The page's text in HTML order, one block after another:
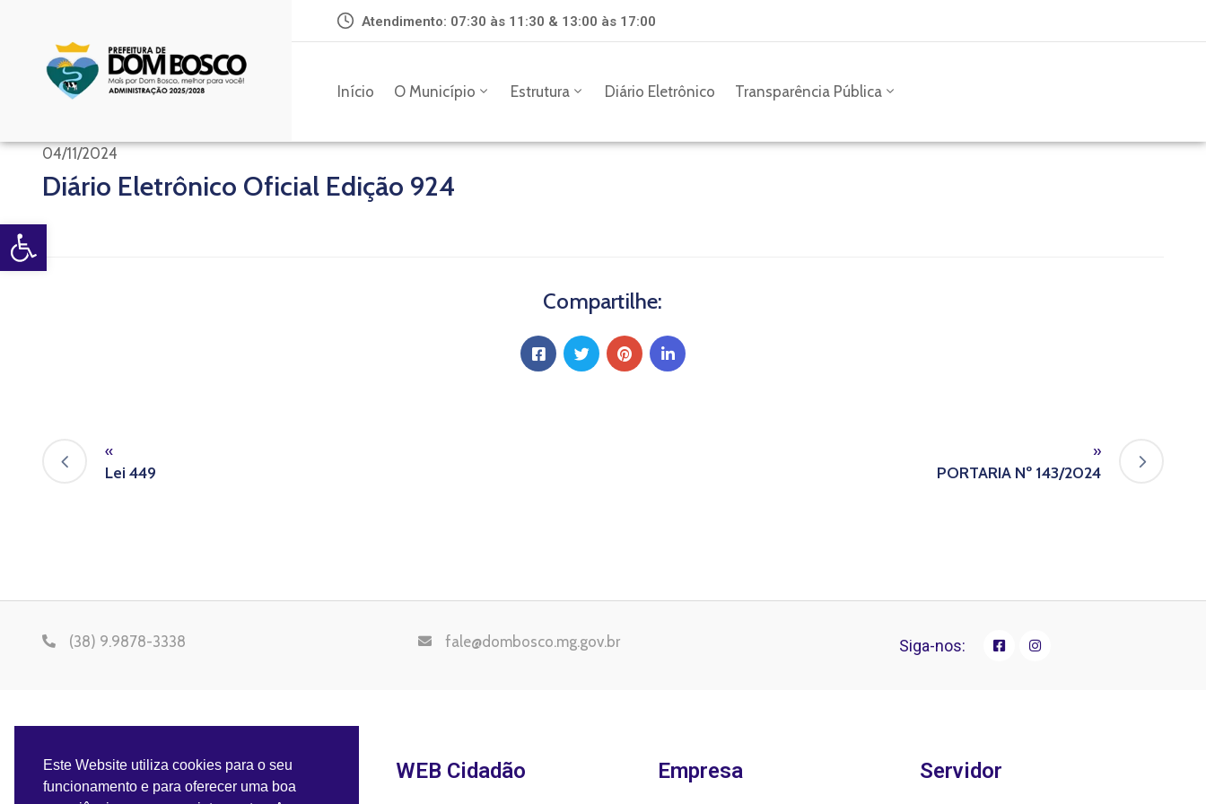
Open toolbar
Atendimento: 07:30 às 11:30 & 13:00 às 17:00
Início O Município Estrutura Diário Eletrônico Transparência Pública
04/11/2024
Diário Eletrônico Oficial Edição 924
Compartilhe:
«
Lei 449
»
PORTARIA Nº 143/2024
(38) 9.9878-3338 fale@dombosco.mg.gov.br Siga-nos:
WEB Cidadão Empresa Servidor
Este Website utiliza cookies para o seu
funcionamento e para oferecer uma boa